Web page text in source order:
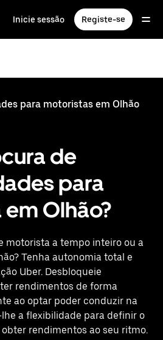
Inicie sessão Registe-se
para motoristas em Olhão
de
para
Olhão?
motorista a tempo inteiro ou a
Tenha autonomia total e
Uber. Desbloqueie
rendimentos de forma
ao optar poder conduzir na
a flexibilidade para definir o
rendimentos ao seu ritmo.